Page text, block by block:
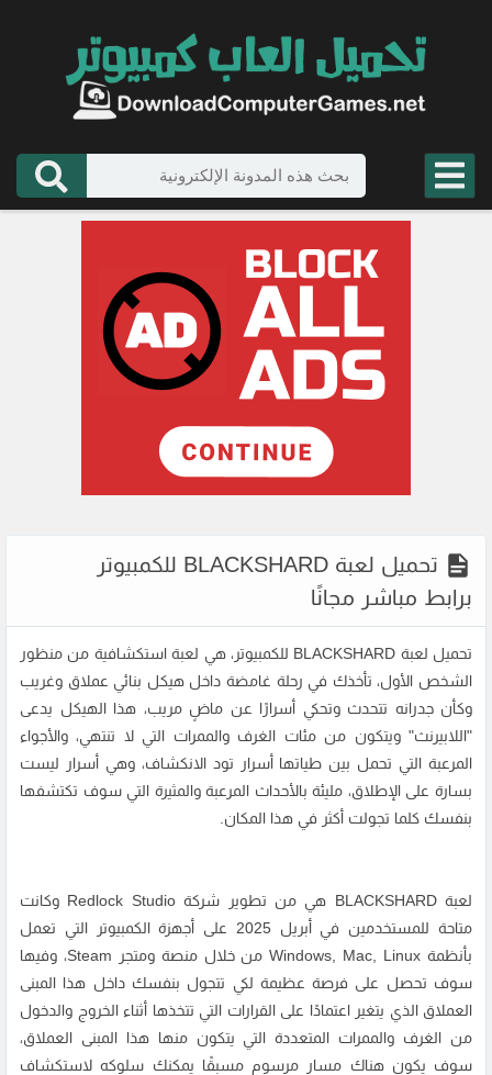
تحميل لعبة BLACKSHARD للكمبيوتر
برابط مباشر مجانًا
تحميل لعبة BLACKSHARD للكمبيوتر، هي لعبة استكشافية من منظور
الشخص الأول، تأخذك في رحلة غامضة داخل هيكل بنائي عملاق وغريب
وكأن جدرانه تتحدث وتحكي أسرارًا عن ماضٍ مريب، هذا الهيكل يدعى
"اللابيرنث" ويتكون من مئات الغرف والممرات التي لا تنتهي، والأجواء
المرعبة التي تحمل بين طياتها أسرار تود الانكشاف، وهي أسرار ليست
بسارة على الإطلاق، مليئة بالأحداث المرعبة والمثيرة التي سوف تكتشفها
بنفسك كلما تجولت أكثر في هذا المكان.
لعبة BLACKSHARD هي من تطوير شركة Redlock Studio وكانت
متاحة للمستخدمين في أبريل 2025 على أجهزة الكمبيوتر التي تعمل
بأنظمة Windows, Mac, Linux من خلال منصة ومتجر Steam، وفيها
سوف تحصل على فرصة عظيمة لكي تتجول بنفسك داخل هذا المبنى
العملاق الذي يتغير اعتمادًا على القرارات التي تتخذها أثناء الخروج والدخول
من الغرف والممرات المتعددة التي يتكون منها هذا المبنى العملاق،
سوف يكون هناك مسار مرسوم مسبقًا يمكنك سلوكه لاستكشاف